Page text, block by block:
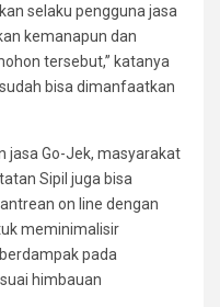
selaku pengguna jasa
kemanapun dan
tersebut,” katanya
bisa dimanfaatkan
jasa Go-Jek, masyarakat
Sipil juga bisa
on line dengan
meminimalisir
pada
himbauan